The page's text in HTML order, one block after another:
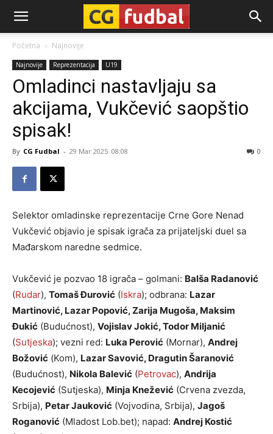
CG-
Fudbal
Početna Najnovije
Najnovije Reprezentacija U19
Omladinci nastavljaju sa
akcijama, Vukčević saopštio
spisak!
By CG Fudbal - 29 Mar 2025. 08:08 0
Selektor omladinske reprezentacije Crne Gore Nenad
Vukčević objavio je spisak igrača za prijateljski duel sa
Mađarskom naredne sedmice.
Vukčević je pozvao 18 igrača – golmani: Balša Radanović
(Rudar), Tomaš Đurović (Iskra); odbrana: Lazar
Martinović, Lazar Popović, Zarija Mugoša, Maksim
Đukić (Budućnost), Vojislav Jokić, Todor Miljanić
(Sutjeska); vezni red: Luka Perović (Mornar), Andrej
Božović (Kom), Lazar Savović, Dragutin Šaranović
(Budućnost), Nikola Balević (Petrovac), Andrija
Kecojević (Sutjeska), Minja Knežević (Crvena zvezda,
Srbija), Petar Jauković (Vojvodina, Srbija), Jagoš
Roganović (Mladost Lob.bet); napad: Andrej Kostić